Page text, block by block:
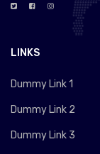
LINKS
Dummy Link 1
Dummy Link 2
Dummy Link 3